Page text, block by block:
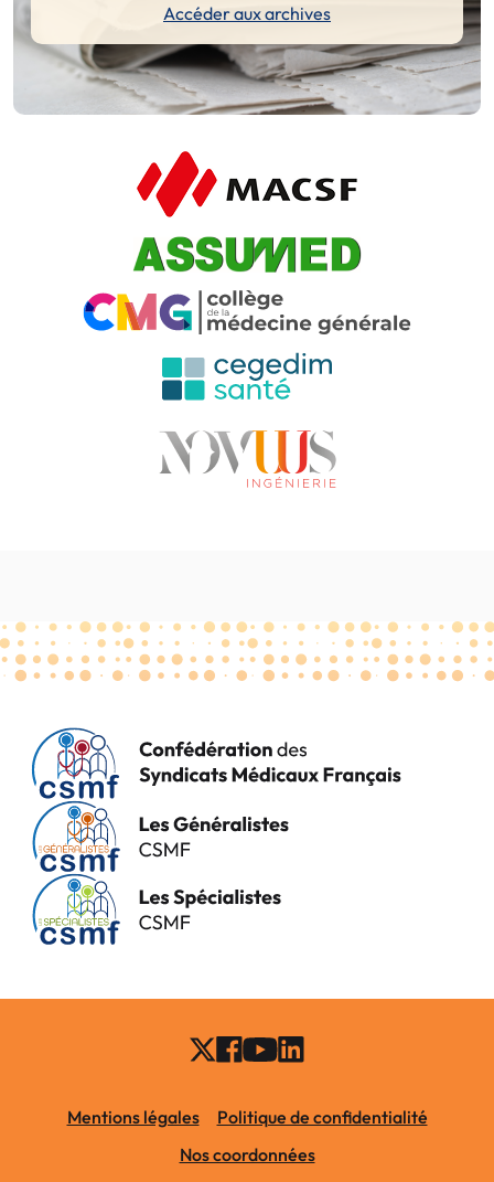
Accéder aux archives
Mentions légales
Politique de confidentialité
Nos coordonnées